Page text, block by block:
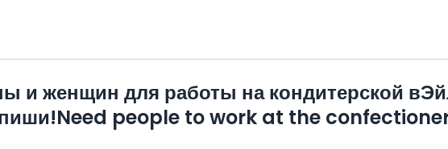
и женщин для работы на кондитерской
people to work at the